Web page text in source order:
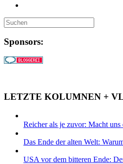
Sponsors:
LETZTE KOLUMNEN +
Reicher als je zuvor: Macht uns
Das Ende der alten Welt:
USA vor dem bitteren Ende: